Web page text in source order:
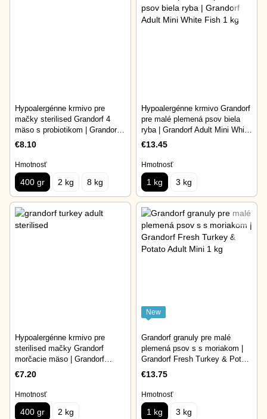
Hypoalergénne krmivo pre
mačky sterilised Grandorf 4
mäso s probiotikom | Grandorf 4
Meat Recipe Adult Sterilised
€8.10
Hmotnosť
400 gr 2 kg 8 kg
Hypoalergénne krmivo Grandorf
pre malé plemená psov bielа
rybа | Grandorf Adult Mini White
Fish 1 kg
€13.45
Hmotnosť
1 kg 3 kg
Hypoalergénne krmivo pre
sterilised mačky Grandorf
morčacie mäso | Grandorf
Turkey Adult Sterilised Cat 400
€7.20
Hmotnosť
400 gr 2 kg
New
Grandorf granuly pre malé
plemená psov s s moriakom |
Grandorf Fresh Turkey & Potato
Adult Mini 1 kg
€13.75
Hmotnosť
1 kg 3 kg